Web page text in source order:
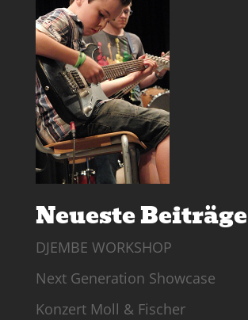
Neueste Beiträge
DJEMBE WORKSHOP
Next Generation Showcase
Konzert Moll & Fischer